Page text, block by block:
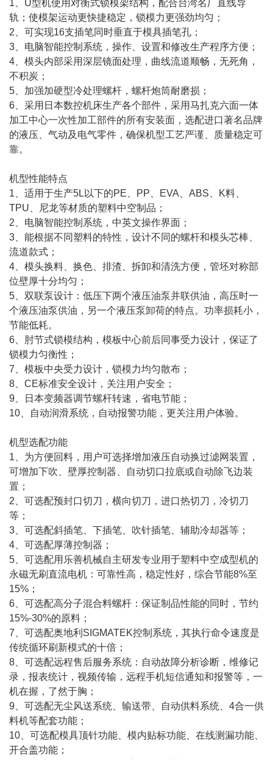
1、U型机使用对衡式锁模架结构，配合台湾名厂直线导
轨；使模架运动更快捷稳定，锁模力更强劲均匀；
2、可实现16支插笔同时垂直于模具插笔孔；
3、电脑智能控制系统，操作、设置和修改生产程序方便；
4、模头内部采用深层镜面处理，曲线流道顺畅，无死角，
不积炭；
5、加强加硬型冷处理螺杆，螺杆炮筒耐磨损；
6、采用日本数控机床生产各个部件，采用马扎克六面一体
加工中心一次性加工部件的所有安装面，选配进口著名品牌
的液压、气动及电气零件，确保机型工艺严谨、质量稳定可
靠。
机型性能特点
1、适用于生产5L以下的PE、PP、EVA、ABS、K料、
TPU、尼龙等材质的塑料中空制品；
2、电脑智能控制系统，中英文操作界面；
3、能根据不同塑料的特性，设计不同的螺杆和模头芯棒、
流道款式；
4、模头换料、换色、排渣、拆卸和清洗方便，管坯对称部
位壁厚十分均匀；
5、双联泵设计：低压下两个液压油泵并联供油，高压时一
个液压油泵供油，另一个液压泵卸荷的特点。功率损耗小，
节能低耗。
6、肘节式锁模结构，模板中心前后同事受力设计，保证了
锁模力匀衡性；
7、模板中央受力设计，锁模力均匀散布；
8、CE标准安全设计，关注用户安全；
9、日本变频器调节螺杆转速，省电节能；
10、自动润滑系统，自动报警功能，更关注用户体验。
机型选配功能
1、为方便回料，用户可选择增加液压自动换过滤网装置，
可增加下吹、壁厚控制器、自动切口拉底或自动除飞边装
置；
2、可选配预封口切刀，横向切刀，进口热切刀，冷切刀
等；
3、可选配斜插笔、下插笔、吹针插笔、辅助冷却器等；
4、可选配厚薄控制器；
5、可选配用乐善机械自主研发专业用于塑料中空成型机的
永磁无刷直流电机：可靠性高，稳定性好，综合节能8%至
15%；
6、可选配高分子混合料螺杆：保证制品性能的同时，节约
15%-30%的原料；
7、可选配奥地利SIGMATEK控制系统，其执行命令速度是
传统循环刷新模式的十倍；
8、可选配远程售后服务系统：自动故障分析诊断，维修记
录，报表统计，视频传输，远程手机短信通知和报警等，一
机在握，了然于胸；
9、可选配无尘风送系统、输送带、自动供料系统、4合一供
料机等配套功能；
10、可选配模具顶针功能、模内贴标功能、在线测漏功能、
开合盖功能；